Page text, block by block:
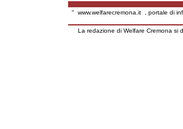
" www.welfarecremona.it, portale di
La redazione di Welfare Cremona si